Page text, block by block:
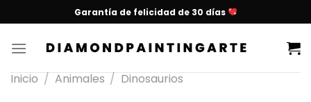
Garantía de felicidad de 30 días
Inicio / Animales / Dinosaurios